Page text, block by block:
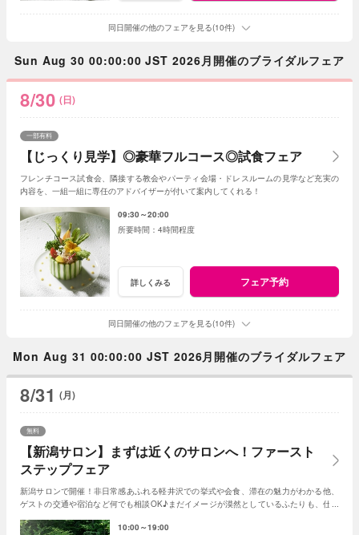
同日開催の他のフェアを見る(10件)
Sun Aug 30 00:00:00 JST 2026月開催のブライダルフェア
8/30 (日)
【じっくり見学】◎豪華フルコース◎試食フェア
一部有料
フレンチコース試食会、隣接する教会やパーティ会場・ドレスルームの見学など充実の
内容を、一組一組に専任のアドバイザーが付いて案内してくれる！
09:30～20:00
4時間程度
詳しくみる フェア予約
同日開催の他のフェアを見る(10件)
Mon Aug 31 00:00:00 JST 2026月開催のブライダルフェア
8/31 (月)
【新潟サロン】まずは近くのサロンへ！ファースト
ステップフェア
無料
新潟サロンで開催！非日常感あふれる軽井沢での挙式や会食、滞在の魅力がわかる他、
ゲストの交通や宿泊など何でも相談OK♪まだイメージが漠然としているふたりも、仕事
10:00～19:00